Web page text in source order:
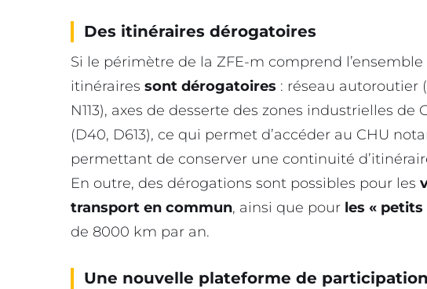
Des itinéraires dérogatoires
Si le périmètre de la ZFE-m comprend
itinéraires sont dérogatoires : réseau autoroutier
N113), axes de desserte des zones industrielles de
(D40, D613), ce qui permet d’accéder au CHU
permettant de conserver une continuité
En outre, des dérogations sont possibles pour les
transport en commun, ainsi que pour les «
de 8000 km par an.
Une nouvelle plateforme de